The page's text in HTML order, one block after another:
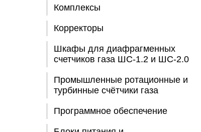
Комплексы
Корректоры
Шкафы для диафрагменных
счетчиков газа ШС-1.2 и ШС-2.0
Промышленные ротационные и
турбинные счётчики газа
Программное обеспечение